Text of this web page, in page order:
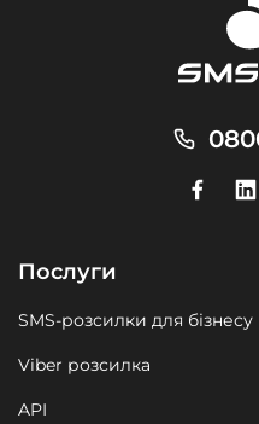
Послуги
SMS-розсилки для бізнесу
Viber розсилка
API